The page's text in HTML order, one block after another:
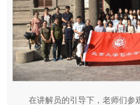
在讲解员的引导下，老师们参